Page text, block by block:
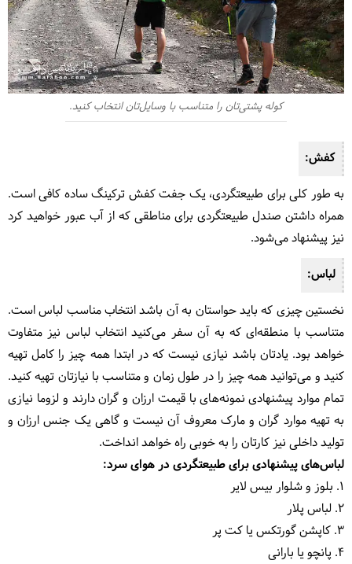
کوله پشتی‌تان را متناسب با وسایل‌تان انتخاب کنید.
کفش:
به طور کلی برای طبیعتگردی، یک جفت کفش ترکینگ ساده کافی است.
همراه داشتن صندل طبیعتگردی برای مناطقی که از آب عبور خواهید کرد
نیز پیشنهاد می‌شود.
لباس:
نخستین چیزی که باید حواس‎تان به آن باشد انتخاب مناسب لباس است.
متناسب با منطقه‌ای که به آن سفر می‌کنید انتخاب لباس نیز متفاوت
خواهد بود. یادتان باشد نیازی نیست که در ابتدا همه چیز را کامل تهیه
کنید و می‌توانید همه چیز را در طول زمان و متناسب با نیازتان تهیه کنید.
تمام موارد پیشنهادی نمونه‌های با قیمت ارزان و گران دارند و لزوما نیازی
به تهیه موارد گران و مارک معروف آن نیست و گاهی یک جنس ارزان و
تولید داخلی نیز کارتان را به خوبی راه خواهد انداخت.
لباس‌های پیشنهادی برای طبیعتگردی در هوای سرد:
1. بلوز و شلوار بیس لایر
2. لباس پلار
3. کاپشن گورتکس یا کت پر
4. پانچو یا بارانی